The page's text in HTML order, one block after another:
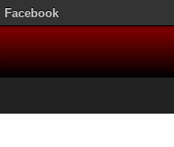
Facebook